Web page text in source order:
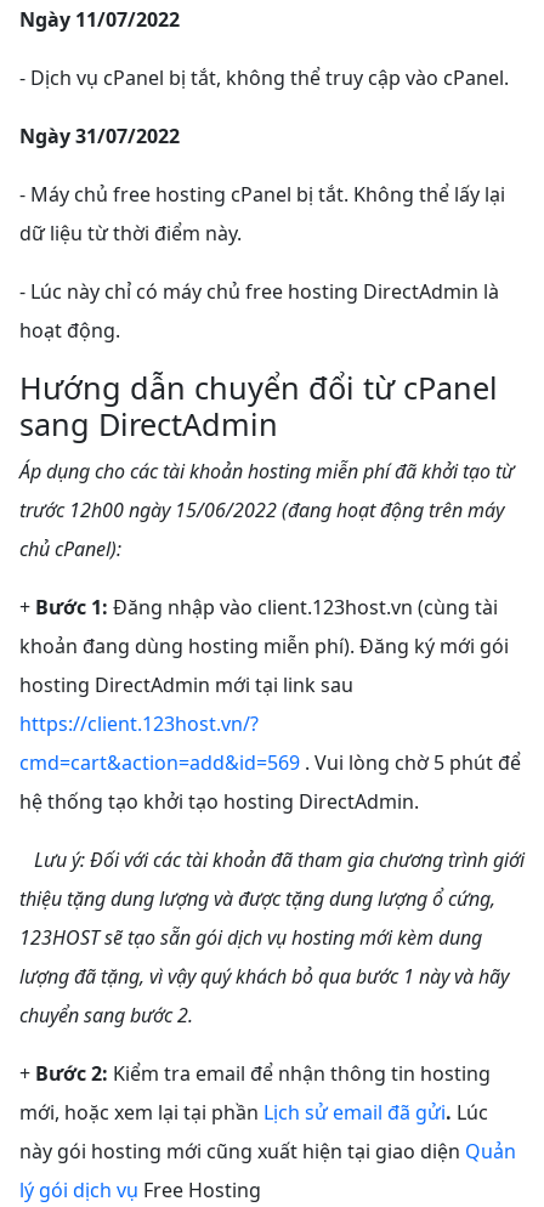
Ngày 11/07/2022
- Dịch vụ cPanel bị tắt, không thể truy cập vào cPanel.
Ngày 31/07/2022
- Máy chủ free hosting cPanel bị tắt. Không thể lấy lại
dữ liệu từ thời điểm này.
- Lúc này chỉ có máy chủ free hosting DirectAdmin là
hoạt động.
Hướng dẫn chuyển đổi từ cPanel
sang DirectAdmin
Áp dụng cho các tài khoản hosting miễn phí đã khởi tạo từ
trước 12h00 ngày 15/06/2022 (đang hoạt động trên máy
chủ cPanel):
+ Bước 1: Đăng nhập vào client.123host.vn (cùng tài
khoản đang dùng hosting miễn phí). Đăng ký mới gói
hosting DirectAdmin mới tại link sau
https://client.123host.vn/?
cmd=cart&action=add&id=569 . Vui lòng chờ 5 phút để
hệ thống tạo khởi tạo hosting DirectAdmin.
Lưu ý: Đối với các tài khoản đã tham gia chương trình giới
thiệu tặng dung lượng và được tặng dung lượng ổ cứng,
123HOST sẽ tạo sẵn gói dịch vụ hosting mới kèm dung
lượng đã tặng, vì vậy quý khách bỏ qua bước 1 này và hãy
chuyển sang bước 2.
+ Bước 2: Kiểm tra email để nhận thông tin hosting
mới, hoặc xem lại tại phần Lịch sử email đã gửi. Lúc
này gói hosting mới cũng xuất hiện tại giao diện Quản
lý gói dịch vụ Free Hosting